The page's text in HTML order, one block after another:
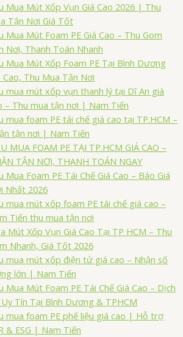
Mua Mút Xốp Vụn Giá Cao 2026 | Thu
Tận Nơi Giá Tốt
Mua Mút Foam PE Giá Cao – Thu Gom
Nơi, Thanh Toán Nhanh
Mua Mút Xốp Foam PE Tại Bình Dương
Cao, Thu Mua Tận Nơi
mua mút xốp vụn thanh lý tại Dĩ An giá
– Thu mua tận nơi | Nam Tiến
mua foam PE tái chế giá cao tại TP.HCM –
tận nơi | Nam Tiến
MUA FOAM PE TẠI TP.HCM GIÁ CAO –
TẬN NƠI, THANH TOÁN NGAY
Mua Foam PE Tái Chế Giá Cao – Báo Giá
Nhất 2026
mua mút xốp foam PE tái chế giá cao –
Tiến thu mua tận nơi
Mút Xốp Vụn Giá Cao Tại TP HCM – Thu
Nhanh, Giá Tốt 2026
mua mút xốp điện tử giá cao – Nhận số
lớn | Nam Tiến
Mua Mút Foam PE Tái Chế Giá Cao – Dịch
Tín Tại Bình Dương & TPHCM
mua foam PE phế liệu giá cao | Hỗ trợ
& ESG | Nam Tiến